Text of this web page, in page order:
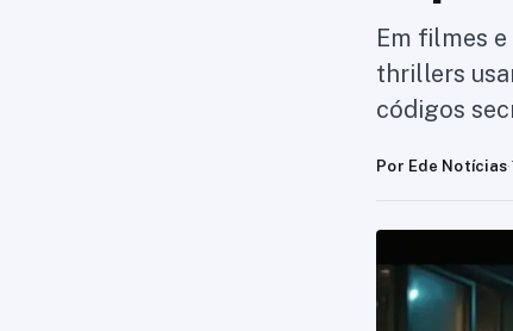
Em filmes
thrillers
códigos
Por Ede Notícias·